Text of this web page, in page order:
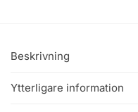
Beskrivning
Ytterligare information